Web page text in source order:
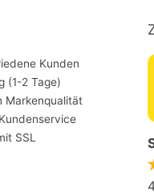
Kunden
(1-2 Tage)
Markenqualität
SSL